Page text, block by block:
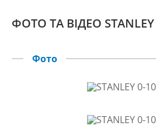
ФОТО ТА ВІДЕО STANLEY
Фото